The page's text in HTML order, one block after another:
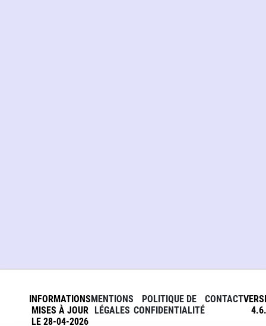
INFORMATIONS
MISES À JOUR
LE 28-04-2026
MENTIONS
LÉGALES
POLITIQUE DE
CONFIDENTIALITÉ
CONTACT